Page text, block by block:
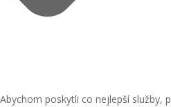
Abychom poskytli co nejlepší služby,